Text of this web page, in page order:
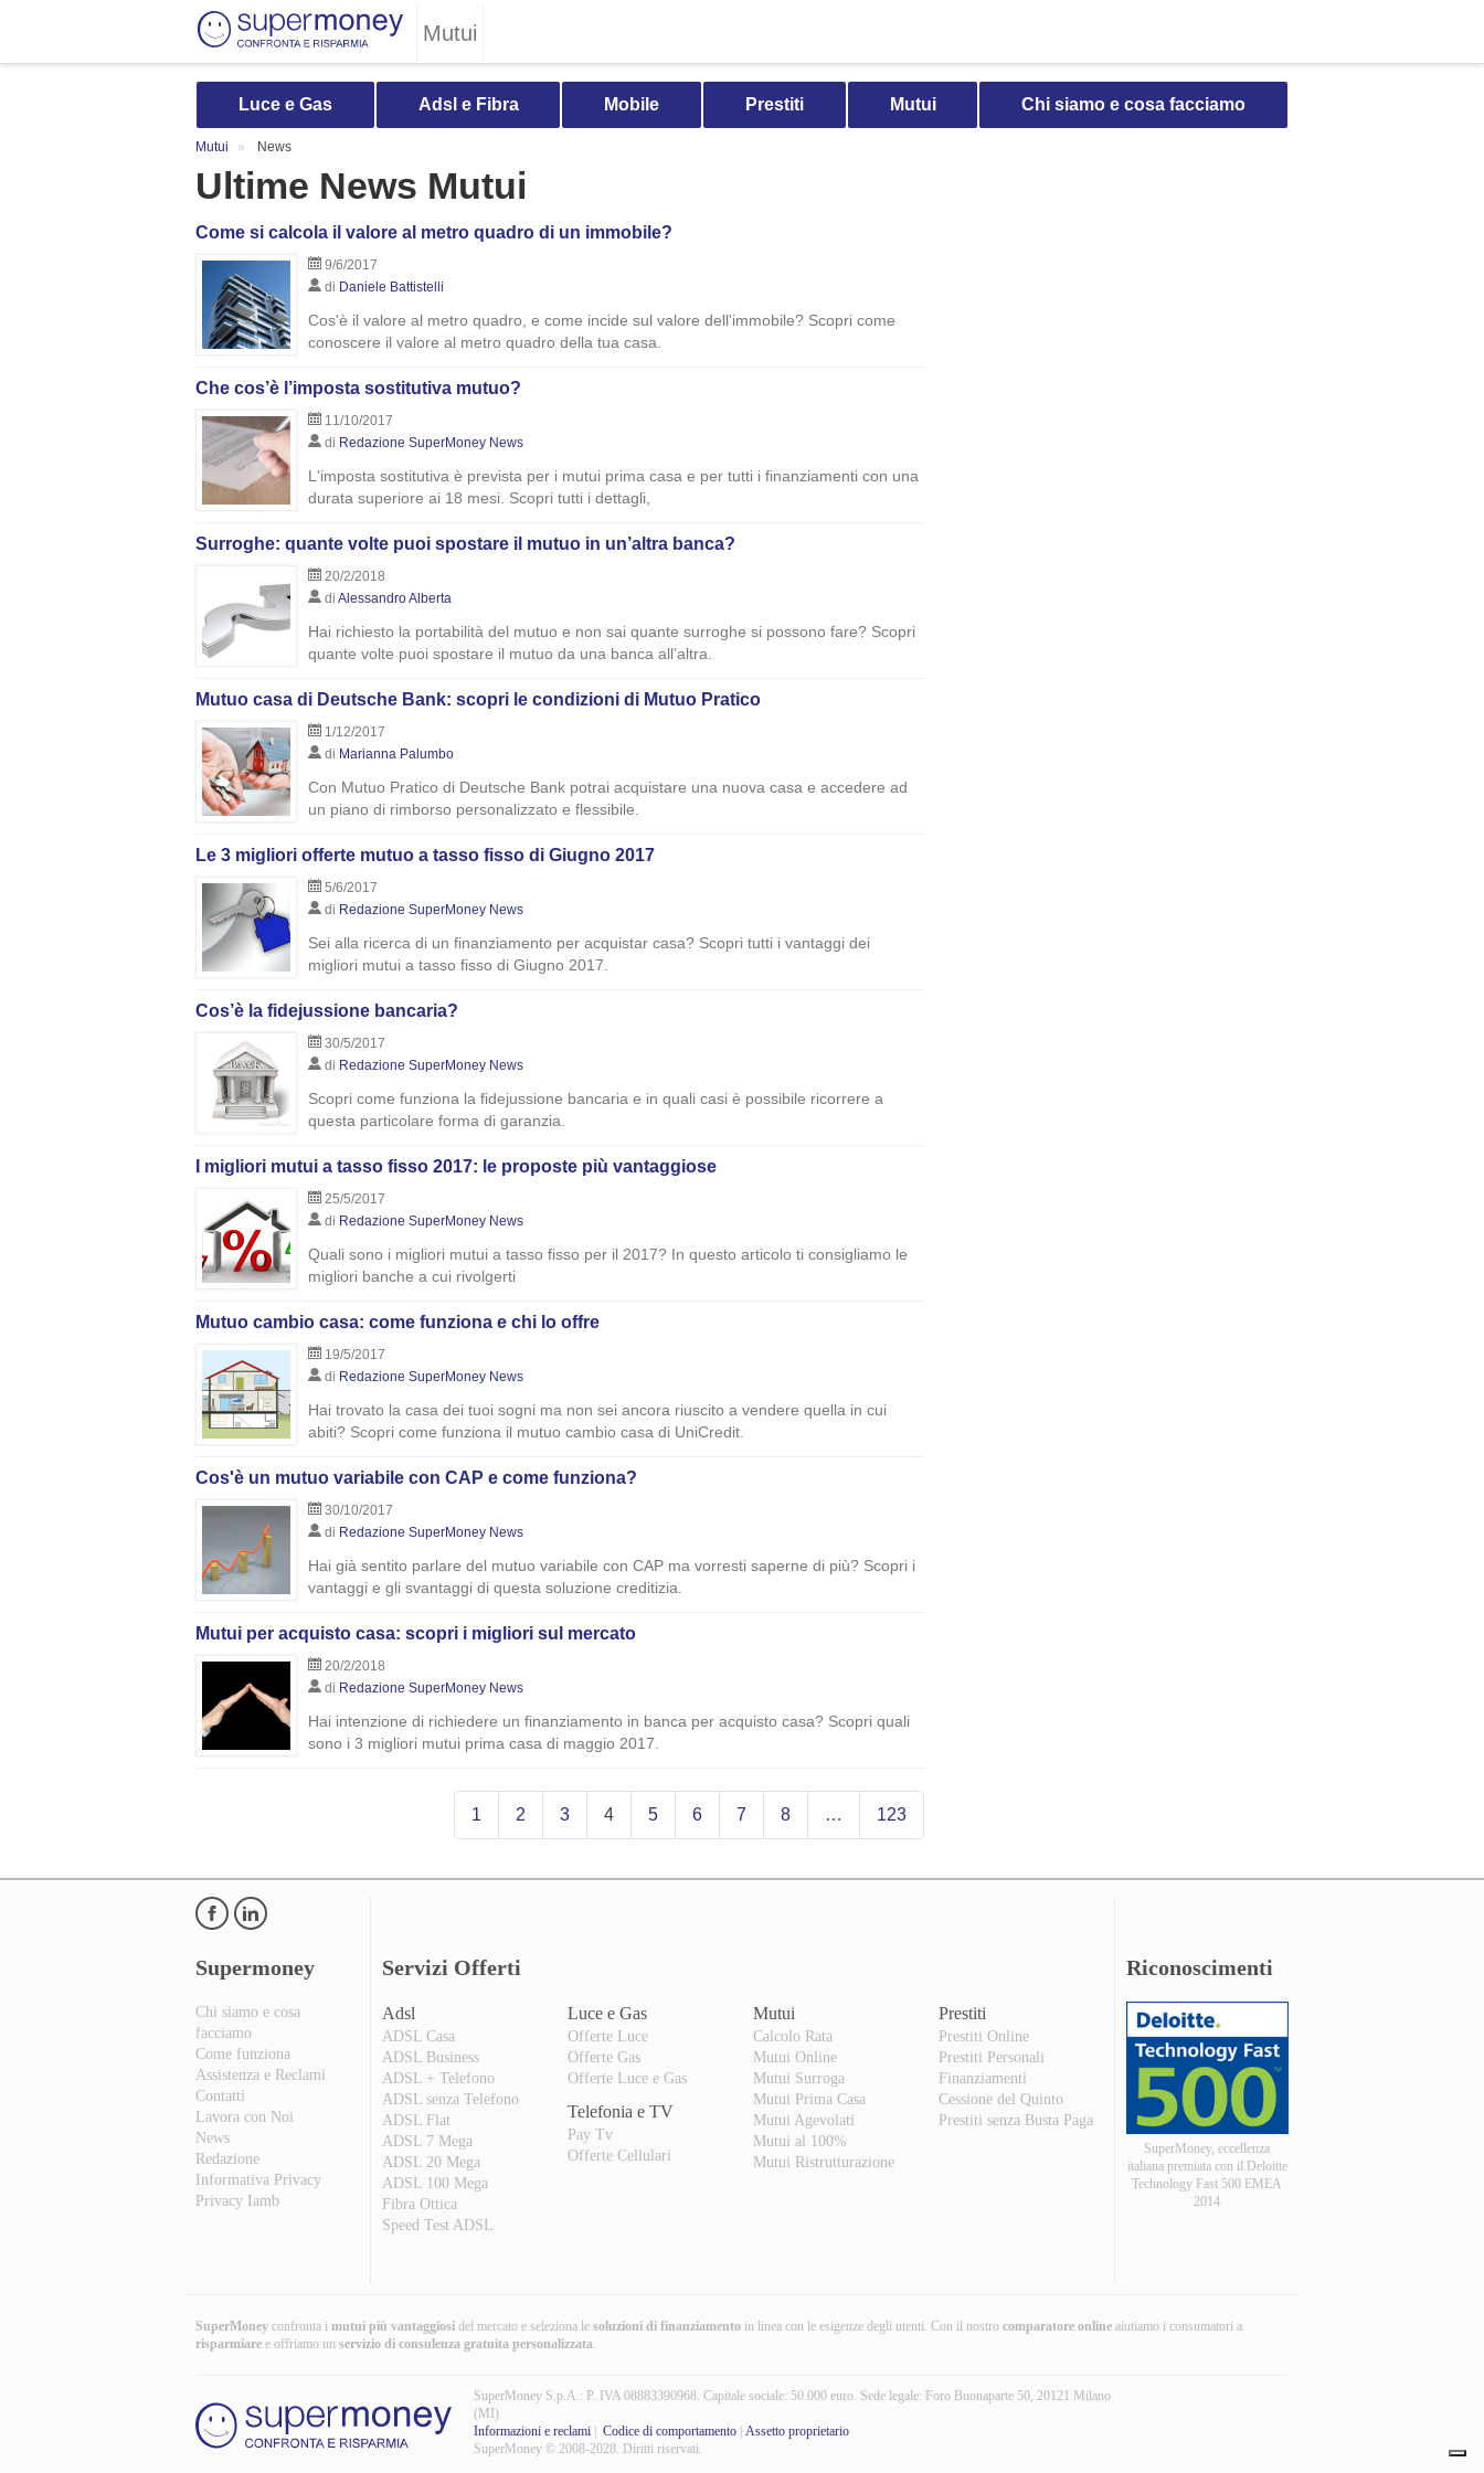
Mutui
Luce e Gas Adsl e Fibra Mobile Prestiti Mutui Chi siamo e cosa facciamo
Mutui News
Ultime News Mutui
Come si calcola il valore al metro quadro di un immobile?
9/6/2017
di Daniele Battistelli
Cos'è il valore al metro quadro, e come incide sul valore dell'immobile? Scopri come
conoscere il valore al metro quadro della tua casa.
Che cos’è l’imposta sostitutiva mutuo?
11/10/2017
di Redazione SuperMoney News
L'imposta sostitutiva è prevista per i mutui prima casa e per tutti i finanziamenti con una
durata superiore ai 18 mesi. Scopri tutti i dettagli,
Surroghe: quante volte puoi spostare il mutuo in un’altra banca?
20/2/2018
di Alessandro Alberta
Hai richiesto la portabilità del mutuo e non sai quante surroghe si possono fare? Scopri
quante volte puoi spostare il mutuo da una banca all’altra.
Mutuo casa di Deutsche Bank: scopri le condizioni di Mutuo Pratico
1/12/2017
di Marianna Palumbo
Con Mutuo Pratico di Deutsche Bank potrai acquistare una nuova casa e accedere ad
un piano di rimborso personalizzato e flessibile.
Le 3 migliori offerte mutuo a tasso fisso di Giugno 2017
5/6/2017
di Redazione SuperMoney News
Sei alla ricerca di un finanziamento per acquistar casa? Scopri tutti i vantaggi dei
migliori mutui a tasso fisso di Giugno 2017.
Cos’è la fidejussione bancaria?
30/5/2017
di Redazione SuperMoney News
Scopri come funziona la fidejussione bancaria e in quali casi è possibile ricorrere a
questa particolare forma di garanzia.
I migliori mutui a tasso fisso 2017: le proposte più vantaggiose
25/5/2017
di Redazione SuperMoney News
Quali sono i migliori mutui a tasso fisso per il 2017? In questo articolo ti consigliamo le
migliori banche a cui rivolgerti
Mutuo cambio casa: come funziona e chi lo offre
19/5/2017
di Redazione SuperMoney News
Hai trovato la casa dei tuoi sogni ma non sei ancora riuscito a vendere quella in cui
abiti? Scopri come funziona il mutuo cambio casa di UniCredit.
Cos'è un mutuo variabile con CAP e come funziona?
30/10/2017
di Redazione SuperMoney News
Hai già sentito parlare del mutuo variabile con CAP ma vorresti saperne di più? Scopri i
vantaggi e gli svantaggi di questa soluzione creditizia.
Mutui per acquisto casa: scopri i migliori sul mercato
20/2/2018
di Redazione SuperMoney News
Hai intenzione di richiedere un finanziamento in banca per acquisto casa? Scopri quali
sono i 3 migliori mutui prima casa di maggio 2017.
1 2 3 4 5 6 7 8 … 123
Supermoney
Chi siamo e cosa
facciamo
Come funziona
Assistenza e Reclami
Contatti
Lavora con Noi
News
Redazione
Informativa Privacy
Privacy Iamb
Servizi Offerti
Adsl
ADSL Casa
ADSL Business
ADSL + Telefono
ADSL senza Telefono
ADSL Flat
ADSL 7 Mega
ADSL 20 Mega
ADSL 100 Mega
Fibra Ottica
Speed Test ADSL
Luce e Gas
Offerte Luce
Offerte Gas
Offerte Luce e Gas
Telefonia e TV
Pay Tv
Offerte Cellulari
Mutui
Calcolo Rata
Mutui Online
Mutui Surroga
Mutui Prima Casa
Mutui Agevolati
Mutui al 100%
Mutui Ristrutturazione
Prestiti
Prestiti Online
Prestiti Personali
Finanziamenti
Cessione del Quinto
Prestiti senza Busta Paga
Riconoscimenti
SuperMoney, eccellenza
italiana premiata con il Deloitte
Technology Fast 500 EMEA
2014
SuperMoney confronta i mutui più vantaggiosi del mercato e seleziona le soluzioni di finanziamento in linea con le esigenze degli utenti. Con il nostro comparatore online aiutiamo i consumatori a
risparmiare e offriamo un servizio di consulenza gratuita personalizzata.
SuperMoney S.p.A.: P. IVA 08883390968. Capitale sociale: 50.000 euro. Sede legale: Foro Buonaparte 50, 20121 Milano
(MI)
Informazioni e reclami
Codice di comportamento Assetto proprietario
SuperMoney © 2008-2028. Diritti riservati.